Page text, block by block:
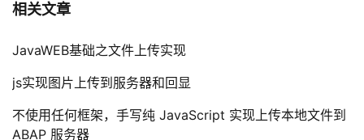
相关文章
JavaWEB基础之文件上传实现
js实现图片上传到服务器和回显
不使用任何框架，手写纯 JavaScript 实现上传本地文件到
ABAP 服务器